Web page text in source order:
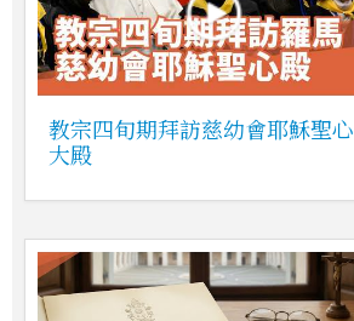
教宗四旬期拜訪慈幼會耶穌聖心
大殿